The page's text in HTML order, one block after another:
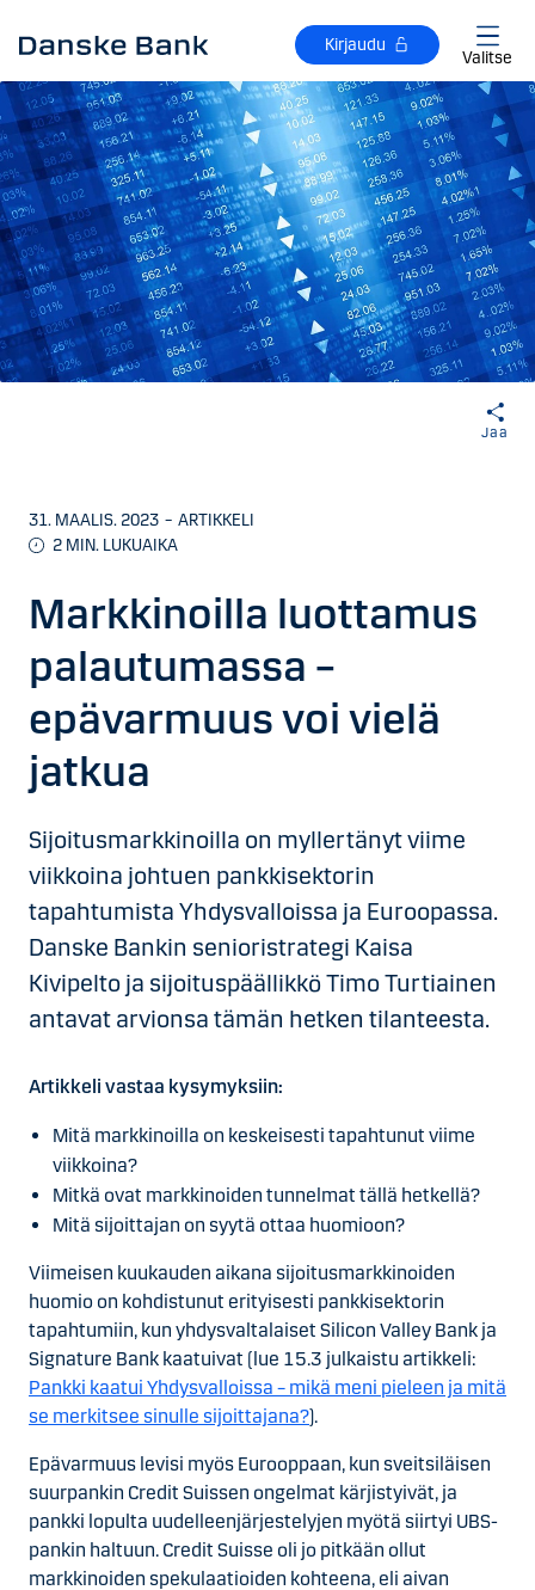
Kirjaudu
Valitse
Jaa
31. MAALIS. 2023 – ARTIKKELI
2 MIN. LUKUAIKA
Markkinoilla luottamus
palautumassa –
epävarmuus voi vielä
jatkua
Sijoitusmarkkinoilla on myllertänyt viime
viikkoina johtuen pankkisektorin
tapahtumista Yhdysvalloissa ja Euroopassa.
Danske Bankin senioristrategi Kaisa
Kivipelto ja sijoituspäällikkö Timo Turtiainen
antavat arvionsa tämän hetken tilanteesta.
Artikkeli vastaa kysymyksiin:
Mitä markkinoilla on keskeisesti tapahtunut viime
viikkoina?
Mitkä ovat markkinoiden tunnelmat tällä hetkellä?
Mitä sijoittajan on syytä ottaa huomioon?
Viimeisen kuukauden aikana sijoitusmarkkinoiden
huomio on kohdistunut erityisesti pankkisektorin
tapahtumiin, kun yhdysvaltalaiset Silicon Valley Bank ja
Signature Bank kaatuivat (lue 15.3 julkaistu artikkeli:
Pankki kaatui Yhdysvalloissa – mikä meni pieleen ja mitä
se merkitsee sinulle sijoittajana?).
Epävarmuus levisi myös Eurooppaan, kun sveitsiläisen
suurpankin Credit Suissen ongelmat kärjistyivät, ja
pankki lopulta uudelleenjärjestelyjen myötä siirtyi UBS-
pankin haltuun. Credit Suisse oli jo pitkään ollut
markkinoiden spekulaatioiden kohteena, eli aivan